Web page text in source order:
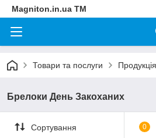
Magniton.in.ua ТМ
Товари та послуги
Брелоки День Закоханих
Сортування 0